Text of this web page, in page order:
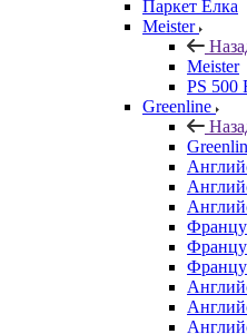
Паркет Ёлка
Meister
Meister
PS 500
Greenline